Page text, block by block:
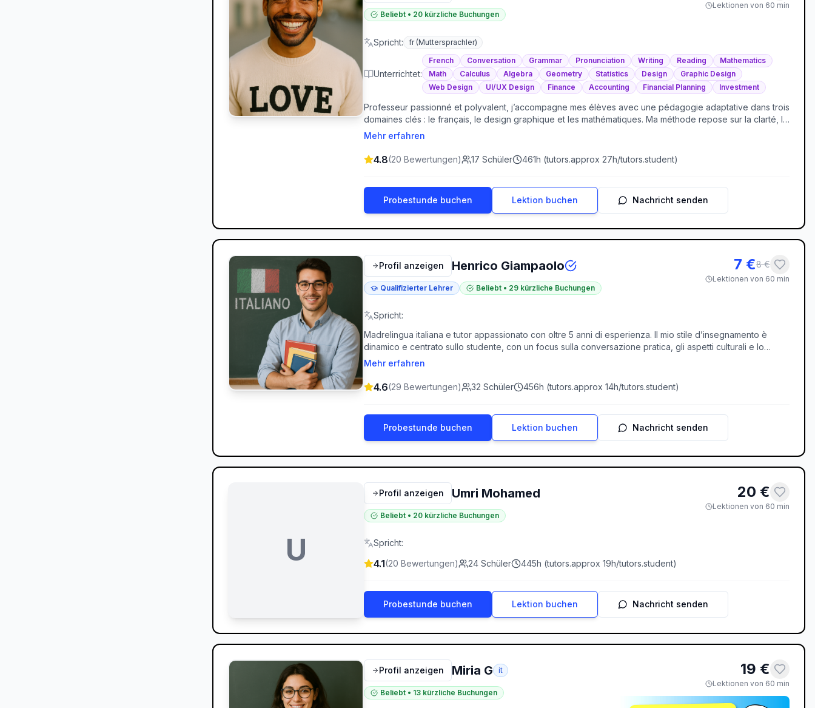
Beliebt • 20 kürzliche Buchungen
Lektionen von 60 min
Spricht: fr (Muttersprachler)
Unterrichtet:
French Conversation Grammar Pronunciation Writing Reading
Mathematics
Math
Calculus Algebra Geometry Statistics Design
Graphic Design
Web Design
UI/UX Design Finance Accounting Financial Planning Investment
Professeur passionné et polyvalent, j’accompagne mes élèves avec une pédagogie adaptative dans trois
domaines clés : le français, le design graphique et les mathématiques. Ma méthode repose sur la clarté, la
pratique et la mise en confiance, que ce soit pour maîtriser une langue, développer un projet créatif ou
cours est construit autour de vos objectifs spécifiques. Ensemble, rendons le savoir accessible et
Mehr erfahren
4.8(20 Bewertungen) 17 Schüler 461h (tutors.approx 27h/tutors.student)
Probestunde buchen Lektion buchen Nachricht senden
Profil anzeigen Henrico Giampaolo
Qualifizierter Lehrer Beliebt • 29 kürzliche Buchungen
7 €8€
Lektionen von 60 min
Spricht:
Madrelingua italiana e tutor appassionato con oltre 5 anni di esperienza. Il mio stile d’insegnamento è
dinamico e centrato sullo studente, con un focus sulla conversazione pratica, gli aspetti culturali e lo
sviluppo della fiducia in sé fin dalla prima lezione. Che tu sia un principiante assoluto, ti stia preparando
efficace, coinvolgente e piacevole. Parliamo italiano!
Mehr erfahren
4.6(29 Bewertungen) 32 Schüler 456h (tutors.approx 14h/tutors.student)
Probestunde buchen Lektion buchen Nachricht senden
U
Profil anzeigen Umri Mohamed
Beliebt • 20 kürzliche Buchungen
20 €
Lektionen von 60 min
Spricht:
4.1(20 Bewertungen) 24 Schüler 445h (tutors.approx 19h/tutors.student)
Probestunde buchen Lektion buchen Nachricht senden
Profil anzeigen Miria G it
Beliebt • 13 kürzliche Buchungen
19 €
Lektionen von 60 min